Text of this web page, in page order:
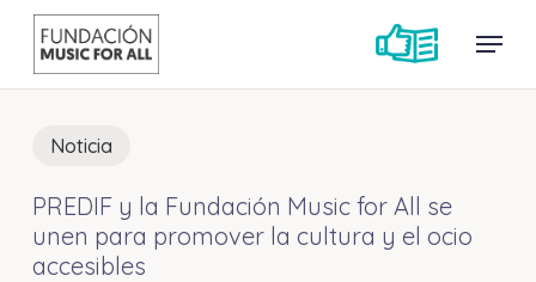
Skip
main
Menu
Noticia
PREDIF y la Fundación Music for All se
unen para promover la cultura y el ocio
accesibles